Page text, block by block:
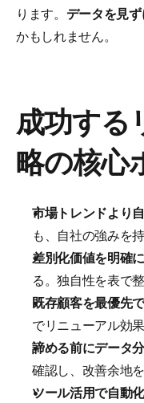
ります。 データを見
かもしれません。
成功する
略の核心
市場トレンドより
も、自社の強みを
差別化価値を明確
る。独自性を表で
既存顧客を最優先
でリニューアル効
諦める前にデータ
確認し、改善余地
ツール活用で自動